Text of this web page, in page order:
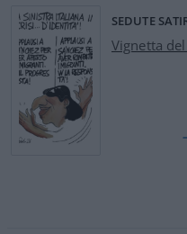
SEDUTE
Vignetta